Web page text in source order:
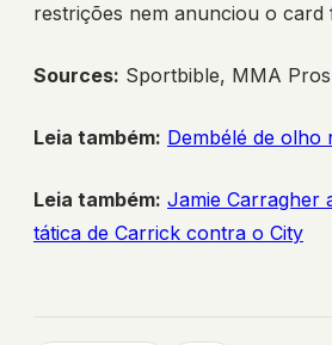
restrições nem anunciou o card
Sources: Sportbible, MMA
Leia também: Dembélé de olho
Leia também: Jamie Carragher
tática de Carrick contra o City